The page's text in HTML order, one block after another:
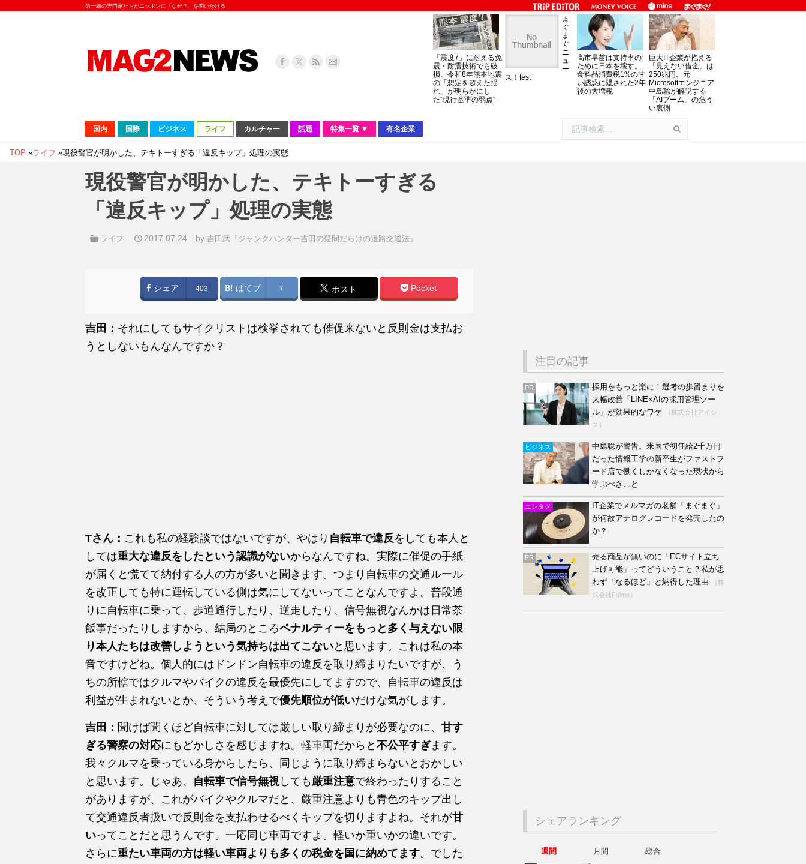
第一線の専門家たちがニッポンに「なぜ？」を問いかける
「震度7」に耐える免
震・耐震技術でも破
損。令和8年熊本地震
の「想定を超えた揺
れ」が明らかにし
た“現行基準の弱点”
ま
ぐ
ま
ぐ
ニ
ュ
ー
ス！test
高市早苗は支持率の
ために日本を壊す。
食料品消費税1%の甘
い誘惑に隠された2年
後の大増税
巨大IT企業が抱える
「見えない借金」は
250兆円。元
Microsoftエンジニア
中島聡が解説する
「AIブーム」の危う
い裏側
国内 国際 ビジネス ライフ カルチャー 話題 特集一覧 ▼ 有名企業
TOP »ライフ »現役警官が明かした、テキトーすぎる「違反キップ」処理の実態
現役警官が明かした、テキトーすぎる
「違反キップ」処理の実態
ライフ 2017.07.24 by吉田武『ジャンクハンター吉田の疑問だらけの道路交通法』
シェア 403 はてブ 7 ポスト Pocket
吉田： それにしてもサイクリストは検挙されても催促来ないと反則金は支払お
うとしないもんなんですか？
Tさん： これも私の経験談ではないですが、やはり 自転車で違反 をしても本人と
しては重大な違反をしたという認識がないからなんですね。実際に催促の手紙
が届くと慌てて納付する人の方が多いと聞きます。つまり自転車の交通ルール
を改正しても特に運転している側は気にしてないってことなんですよ。普段通
りに自転車に乗って、歩道通行したり、逆走したり、信号無視なんかは日常茶
飯事だったりしますから、結局のところペナルティーをもっと多く与えない限
り本人たちは改善しようという気持ちは出てこないと思います。これは私の本
音ですけどね。個人的にはドンドン自転車の違反を取り締まりたいですが、う
ちの所轄ではクルマやバイクの違反を最優先にしてますので、自転車の違反は
利益が生まれないとか、そういう考えで優先順位が低いだけな気がします。
吉田： 聞けば聞くほど自転車に対しては厳しい取り締まりが必要なのに、 甘す
ぎる警察の対応にもどかしさを感じますね。軽車両だからと 不公平すぎ ます。
我々クルマを乗っている身からしたら、同じように取り締まらないとおかしい
と思います。じゃあ、 自転車で信号無視しても 厳重注意で終わったりすること
がありますが、これがバイクやクルマだと、厳重注意よりも青色のキップ出し
て交通違反者扱いで反則金を支払わせるべくキップを切りますよね。それが甘
いってことだと思うんです。一応同じ車両ですよ。軽いか重いかの違いです。
さらに重たい車両の方は軽い車両よりも多くの税金を国に納めてます。でした
注目の記事
PR
採用をもっと楽に！選考の歩留まりを
大幅改善「LINE×AIの採用管理ツー
ル」が効果的なワケ
（株式会社アイシ
ス）
ビジネス
中島聡が警告。米国で初任給2千万円
だった情報工学の新卒生がファストフ
ード店で働くしかなくなった現状から
学ぶべきこと
エンタメ
IT企業でメルマガの老舗「まぐまぐ」
が何故アナログレコードを発売したの
か？
PR
売る商品が無いのに「ECサイト立ち
上げ可能」ってどういうこと？私が思
わず「なるほど」と納得した理由
（株
式会社Fulmo）
シェアランキング
週間 月間
総合